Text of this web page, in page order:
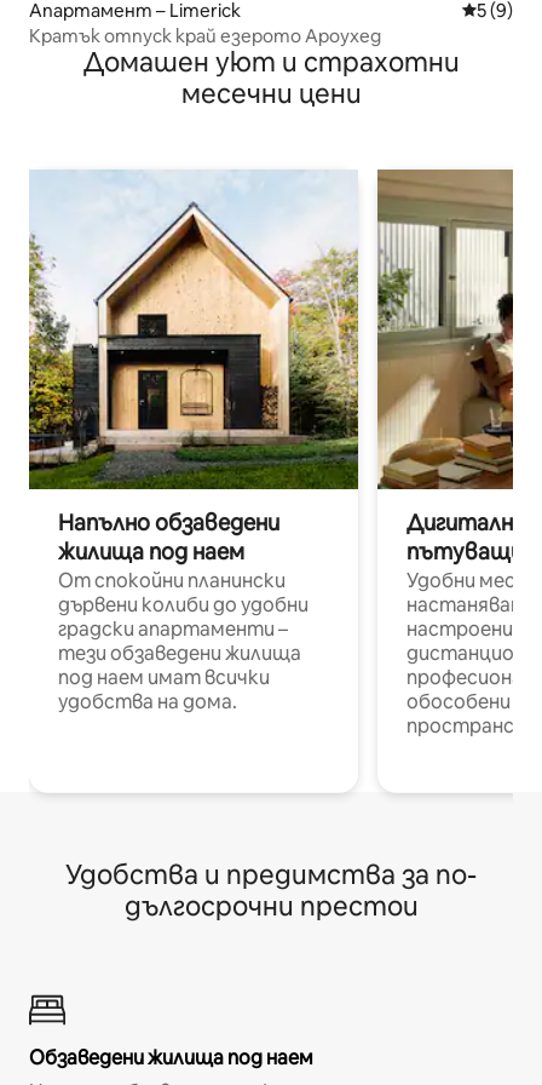
Апартамент – Limerick Средна
5 (9)
Кратък отпуск край езерото Ароухед
Домашен уют и страхотни
месечни цени
Напълно обзаведени
жилища под наем
От спокойни планински
дървени колиби до удобни
градски апартаменти –
тези обзаведени жилища
под наем имат всички
удобства на дома.
Дигитални
пътуващи
Удобни
настаняване
настроени и
обособени
Удобства и предимства за по-
дългосрочни престои
Обзаведени жилища под наем